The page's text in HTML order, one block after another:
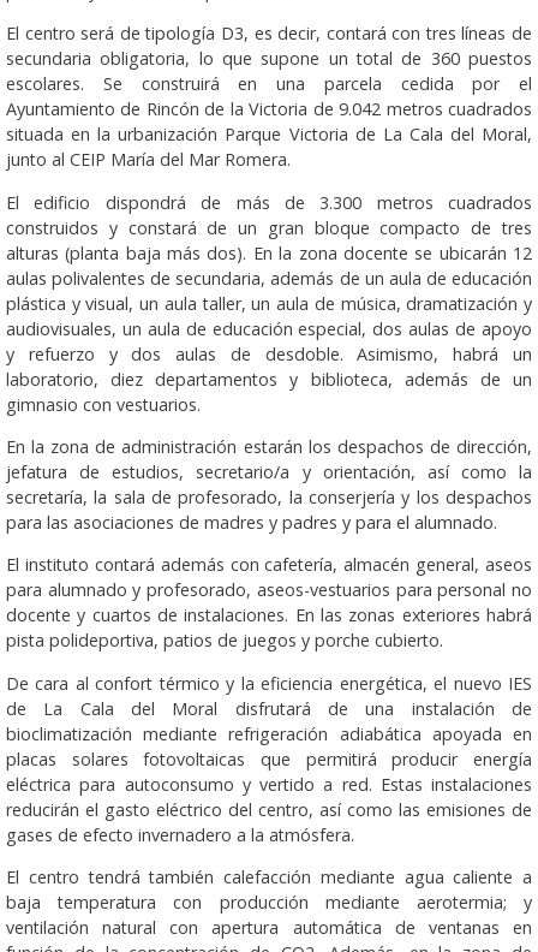
El centro será de tipología D3, es decir, contará con tres líneas de
secundaria obligatoria, lo que supone un total de 360 puestos
escolares. Se construirá en una parcela cedida por el
Ayuntamiento de Rincón de la Victoria de 9.042 metros cuadrados
situada en la urbanización Parque Victoria de La Cala del Moral,
junto al CEIP María del Mar Romera.
El edificio dispondrá de más de 3.300 metros cuadrados
construidos y constará de un gran bloque compacto de tres
alturas (planta baja más dos). En la zona docente se ubicarán 12
aulas polivalentes de secundaria, además de un aula de educación
plástica y visual, un aula taller, un aula de música, dramatización y
audiovisuales, un aula de educación especial, dos aulas de apoyo
y refuerzo y dos aulas de desdoble. Asimismo, habrá un
laboratorio, diez departamentos y biblioteca, además de un
gimnasio con vestuarios.
En la zona de administración estarán los despachos de dirección,
jefatura de estudios, secretario/a y orientación, así como la
secretaría, la sala de profesorado, la conserjería y los despachos
para las asociaciones de madres y padres y para el alumnado.
El instituto contará además con cafetería, almacén general, aseos
para alumnado y profesorado, aseos-vestuarios para personal no
docente y cuartos de instalaciones. En las zonas exteriores habrá
pista polideportiva, patios de juegos y porche cubierto.
De cara al confort térmico y la eficiencia energética, el nuevo IES
de La Cala del Moral disfrutará de una instalación de
bioclimatización mediante refrigeración adiabática apoyada en
placas solares fotovoltaicas que permitirá producir energía
eléctrica para autoconsumo y vertido a red. Estas instalaciones
reducirán el gasto eléctrico del centro, así como las emisiones de
gases de efecto invernadero a la atmósfera.
El centro tendrá también calefacción mediante agua caliente a
baja temperatura con producción mediante aerotermia; y
ventilación natural con apertura automática de ventanas en